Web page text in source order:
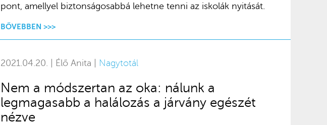
2021.04.20. | Élő Anita | Nagytotál
Nem a módszertan az oka: nálunk a
legmagasabb a halálozás a járvány egészét
nézve
pont, amellyel biztonságosabbá lehetne tenni az iskolák nyitását.
BŐVEBBEN >>>